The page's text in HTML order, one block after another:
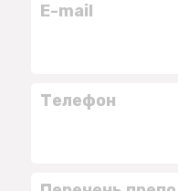
E-mail
Телефон